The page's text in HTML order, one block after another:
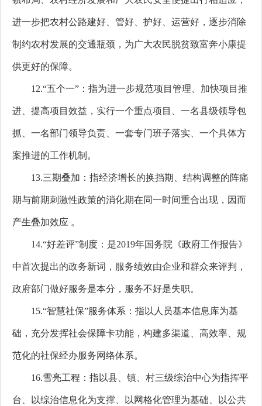
进一步把农村公路建好、管好、护好、运营好，逐步消除
制约农村发展的交通瓶颈，为广大农民脱贫致富奔小康提
供更好的保障。
12.“五个一”： 指为进一步规范项目管理、加快项目推
进、提高项目效益，实行一个重点项目、一名县级领导包
抓、一名部门领导负责、一套专门班子落实、一个具体方
案推进的工作机制。
13.三期叠加：指经济增长的换挡期、结构调整的阵痛
期与前期刺激性政策的消化期在同一时间重合出现，因而
产生叠加效应 。
14.“好差评”制度：是2019年国务院《政府工作报告》
中首次提出的政务新词，服务绩效由企业和群众来评判，
政府部门做好服务是本分，服务不好是失职。
15.“智慧社保”服务体系：指以人员基本信息库为基
础，充分发挥社会保障卡功能，构建多渠道、高效率、规
范化的社保经办服务网络体系。
16.雪亮工程：指以县、镇、村三级综治中心为指挥平
台、以综治信息化为支撑、以网格化管理为基础、以公共